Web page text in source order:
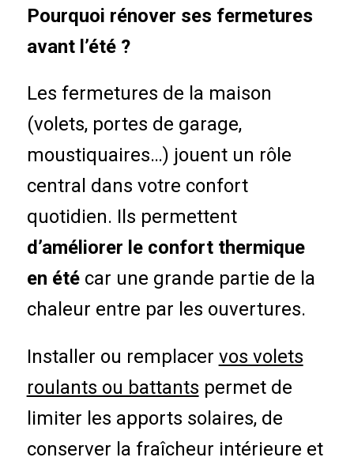
Pourquoi rénover ses fermetures
avant l’été ?
Les fermetures de la maison
(volets, portes de garage,
moustiquaires…) jouent un rôle
central dans votre confort
quotidien. Ils permettent
d’améliorer le confort thermique
en étécar une grande partie de la
chaleur entre par les ouvertures.
Installer ou remplacer vos volets
roulants ou battants permet de
limiter les apports solaires, de
conserver la fraîcheur intérieure et